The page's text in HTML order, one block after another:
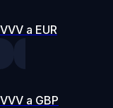
VVV a EUR
VVV a GBP